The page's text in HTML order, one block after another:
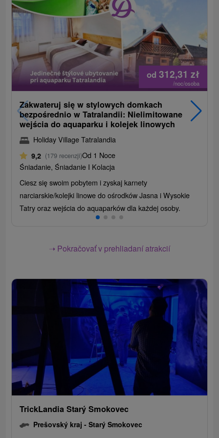
od 312,31zł
/noc/osoba
Zakwateruj się w stylowych domkach
bezpośrednio w Tatralandii: Nielimitowane
wejścia do aquaparku i kolejek linowych
Holiday Village Tatralandia
9,2 (179 recenzji)Od 1 Noce
Śniadanie, Śniadanie I Kolacja
Ciesz się swoim pobytem i zyskaj karnety
narciarskie/kolejki linowe do ośrodków Jasna i Wysokie
Tatry oraz wejścia do aquaparków dla każdej osoby.
➝ Pokračovať v prehliadaní atrakcií
TrickLandia Starý Smokovec
Prešovský kraj -Starý Smokovec